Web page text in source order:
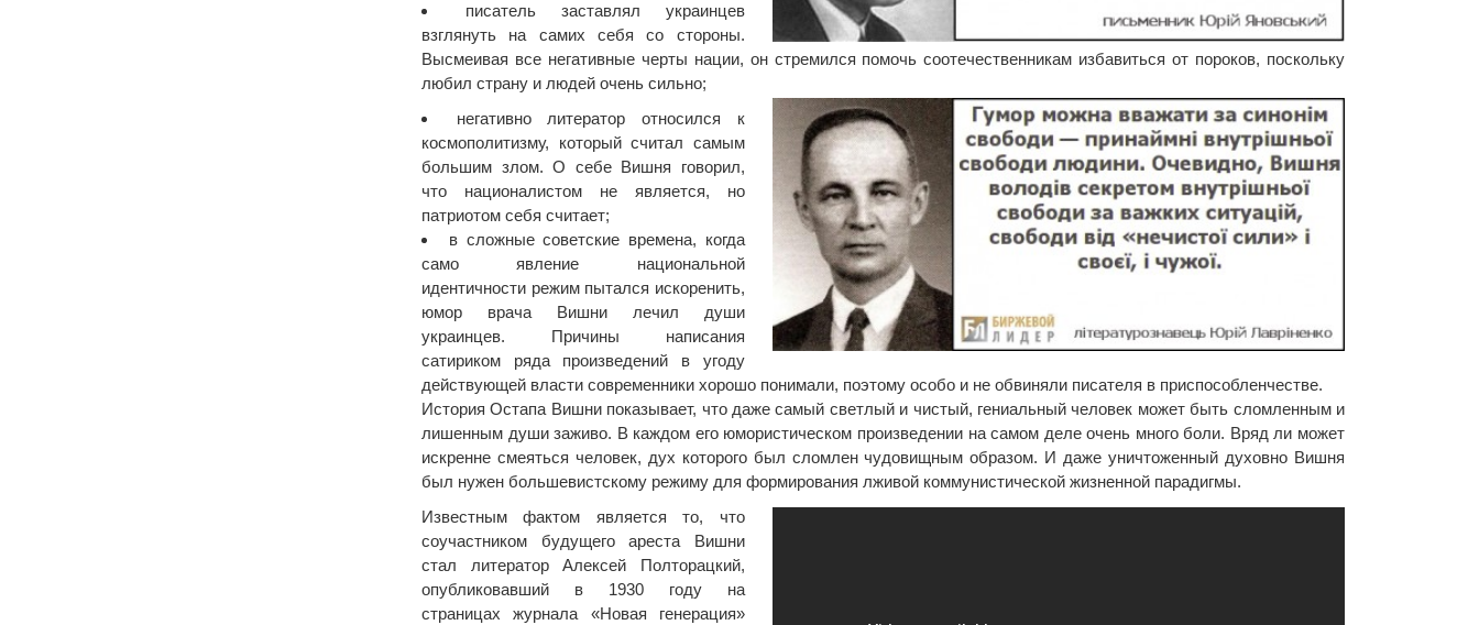
писатель заставлял украинцев
взглянуть на самих себя со стороны.
Высмеивая все негативные черты нации, он стремился помочь соотечественникам избавиться от пороков, поскольку
любил страну и людей очень сильно;
негативно литератор относился к
космополитизму, который считал самым
большим злом. О себе Вишня говорил,
что националистом не является, но
патриотом себя считает;
в сложные советские времена, когда
само явление национальной
идентичности режим пытался искоренить,
юмор врача Вишни лечил души
украинцев. Причины написания
сатириком ряда произведений в угоду
действующей власти современники хорошо понимали, поэтому особо и не обвиняли писателя в приспособленчестве.
История Остапа Вишни показывает, что даже самый светлый и чистый, гениальный человек может быть сломленным и
лишенным души заживо. В каждом его юмористическом произведении на самом деле очень много боли. Вряд ли может
искренне смеяться человек, дух которого был сломлен чудовищным образом. И даже уничтоженный духовно Вишня
был нужен большевистскому режиму для формирования лживой коммунистической жизненной парадигмы.
Известным фактом является то, что
соучастником будущего ареста Вишни
стал литератор Алексей Полторацкий,
опубликовавший в 1930 году на
страницах журнала «Новая генерация»